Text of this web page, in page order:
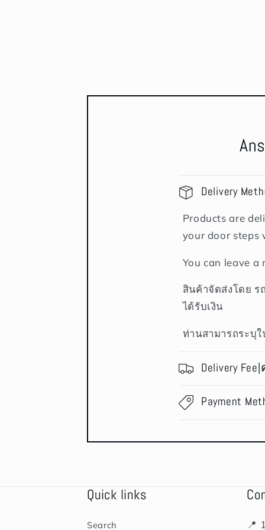
Delivery
Products are
your door steps
You can leave
สินค้าจัดส่งโดย ร
ได้รับเงิน
ท่านสามารถระบุ
Delivery
Payment
Quick links
Search 📍